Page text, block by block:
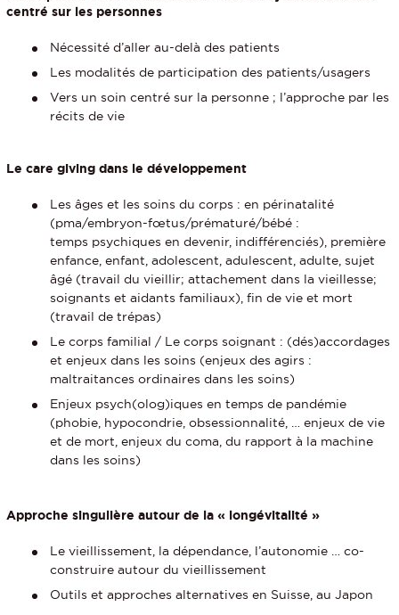
centré sur les personnes
Nécessité d’aller au-delà des patients
Les modalités de participation des patients/usagers
Vers un soin centré sur la personne ; l’approche par les
récits de vie
Le care giving dans le développement
Les âges et les soins du corps : en périnatalité
(pma/embryon-fœtus/prématuré/bébé :
temps psychiques en devenir, indifférenciés), première
enfance, enfant, adolescent, adulescent, adulte, sujet
âgé (travail du vieillir; attachement dans la vieillesse;
soignants et aidants familiaux), fin de vie et mort
(travail de trépas)
Le corps familial / Le corps soignant : (dés)accordages
et enjeux dans les soins (enjeux des agirs :
maltraitances ordinaires dans les soins)
Enjeux psych(olog)iques en temps de pandémie
(phobie, hypocondrie, obsessionnalité, … enjeux de vie
et de mort, enjeux du coma, du rapport à la machine
dans les soins)
Approche singulière autour de la « longévitalité »
Le vieillissement, la dépendance, l’autonomie … co-
construire autour du vieillissement
Outils et approches alternatives en Suisse, au Japon